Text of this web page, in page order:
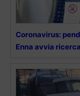
Coronavirus:
Enna avvia